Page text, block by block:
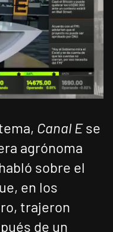
Canal Ese
agrónoma
sobre el
en los
trajeron
de un